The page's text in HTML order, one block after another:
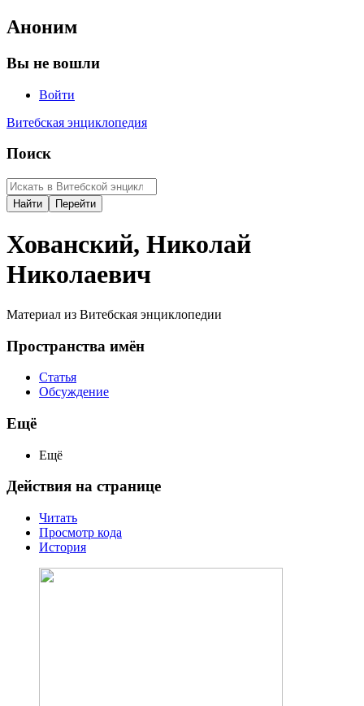
Аноним
Вы не вошли
Войти
Витебская энциклопедия
Поиск
Хованский, Николай
Николаевич
Материал из Витебская энциклопедии
Пространства имён
Статья
Обсуждение
Ещё
Ещё
Действия на странице
Читать
Просмотр кода
История